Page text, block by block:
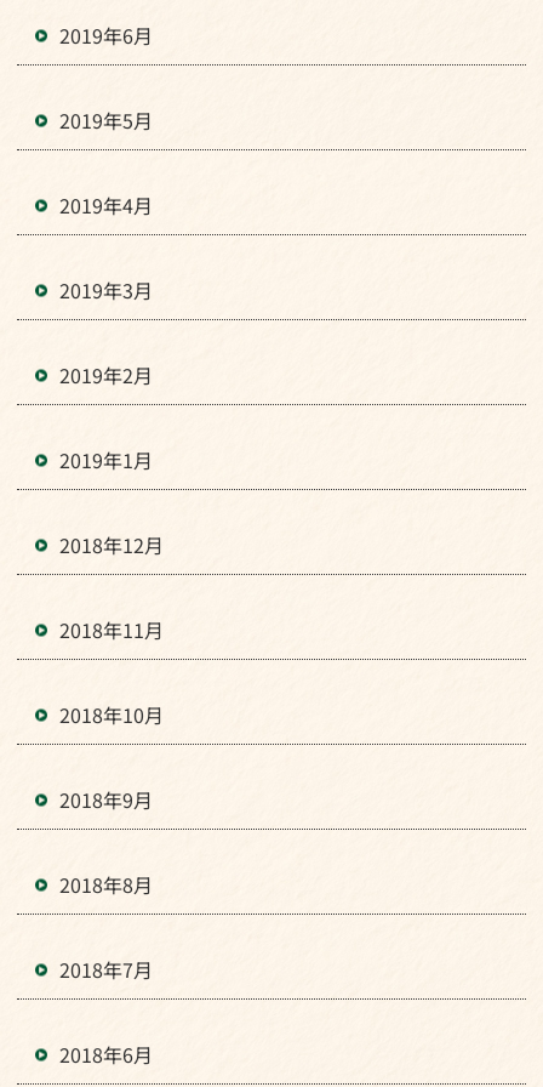
2019年6月
2019年5月
2019年4月
2019年3月
2019年2月
2019年1月
2018年12月
2018年11月
2018年10月
2018年9月
2018年8月
2018年7月
2018年6月